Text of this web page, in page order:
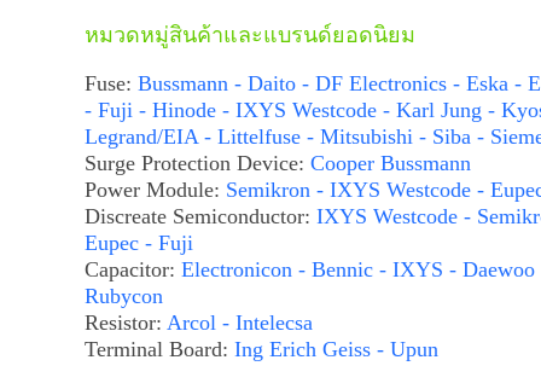
หมวดหมู่สินค้าและแบรนด์ยอดนิยม
Fuse: Bussmann - Daito - DF Electronics - Eska -
- Fuji - Hinode - IXYS Westcode - Karl Jung -
Legrand/EIA - Littelfuse - Mitsubishi - Siba -
Surge Protection Device: Cooper Bussmann
Power Module: Semikron - IXYS Westcode -
Discreate Semiconductor: IXYS Westcode -
Eupec - Fuji
Capacitor: Electronicon - Bennic - IXYS - Daewoo
Rubycon
Resistor: Arcol - Intelecsa
Terminal Board: Ing Erich Geiss - Upun